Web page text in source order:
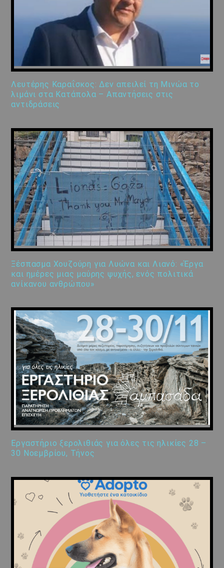
Λευτέρης Καραΐσκος: Δεν απειλεί τη Μινώα το
λιμάνι στα Κατάπολα – Απαντήσεις στις
αντιδράσεις
Ξέσπασμα Χουζούρη για Λυώνα και Λιανό: «Έργα
και ημέρες μιας μαύρης ψυχής, ενός πολιτικά
ανίκανου ανθρώπου»
Εργαστήριο ξερολιθιάς για όλες τις ηλικίες 28 –
30 Νοεμβρίου, Τήνος